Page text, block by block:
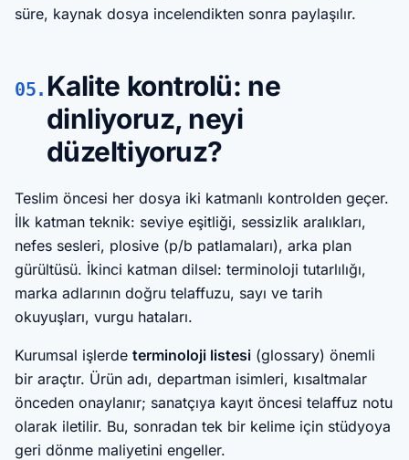
süre, kaynak dosya incelendikten sonra paylaşılır.
05. Kalite kontrolü: ne
dinliyoruz, neyi
düzeltiyoruz?
Teslim öncesi her dosya iki katmanlı kontrolden geçer.
İlk katman teknik: seviye eşitliği, sessizlik aralıkları,
nefes sesleri, plosive (p/b patlamaları), arka plan
gürültüsü. İkinci katman dilsel: terminoloji tutarlılığı,
marka adlarının doğru telaffuzu, sayı ve tarih
okuyuşları, vurgu hataları.
Kurumsal işlerde terminoloji listesi (glossary) önemli
bir araçtır. Ürün adı, departman isimleri, kısaltmalar
önceden onaylanır; sanatçıya kayıt öncesi telaffuz notu
olarak iletilir. Bu, sonradan tek bir kelime için stüdyoya
geri dönme maliyetini engeller.